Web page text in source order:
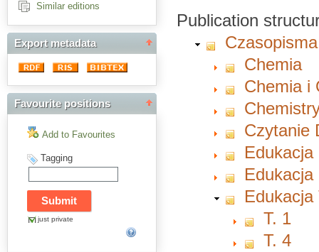
Similar editions
Export metadata
Favourite positions
Add to Favourites
Tagging
just private
Publication
Chemia
Chemia i
Czytanie
T. 1
T. 4